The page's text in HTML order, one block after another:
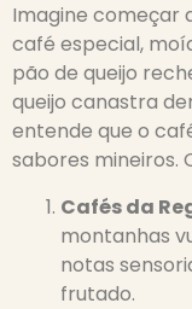
Imagine começar
café especial,
pão de queijo
queijo canastra
entende que o
sabores mineiros.
Cafés da
montanhas
notas
frutado.